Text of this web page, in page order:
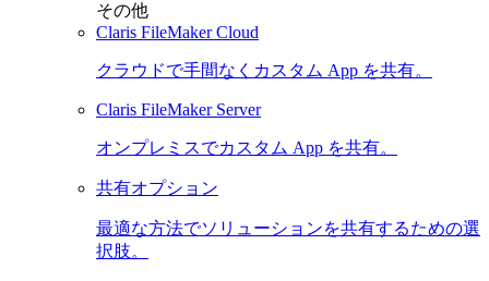
その他
Claris FileMaker Cloud
クラウドで手間なくカスタム App を共有。
Claris FileMaker Server
オンプレミスでカスタム App を共有。
共有オプション
最適な方法でソリューションを共有するための選
択肢。